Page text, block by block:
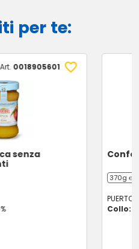
per te:
0018905601
senza
370g ℮
Collo: